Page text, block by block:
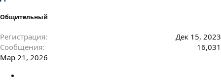
Общительный
Регистрация
Дек 15, 2023
Сообщения
16,031
Мар 21, 2026